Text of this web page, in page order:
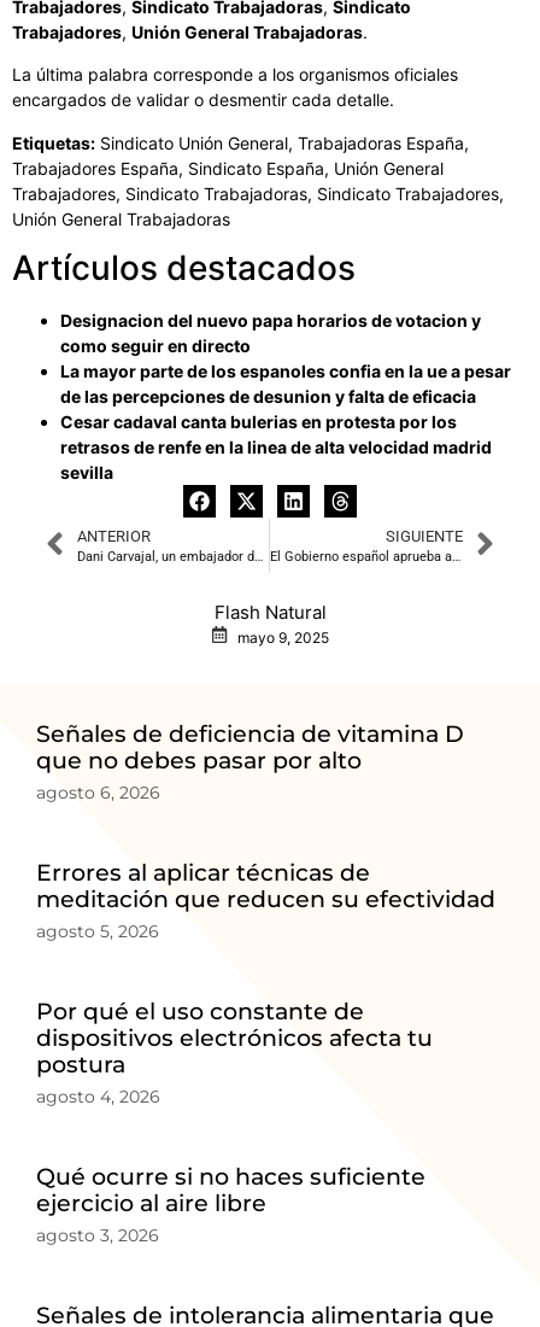
Trabajadores, Sindicato Trabajadoras, Sindicato
Trabajadores, Unión General Trabajadoras.
La última palabra corresponde a los organismos oficiales
encargados de validar o desmentir cada detalle.
Etiquetas: Sindicato Unión General, Trabajadoras España,
Trabajadores España, Sindicato España, Unión General
Trabajadores, Sindicato Trabajadoras, Sindicato Trabajadores,
Unión General Trabajadoras
Artículos destacados
Designacion del nuevo papa horarios de votacion y
como seguir en directo
La mayor parte de los espanoles confia en la ue a pesar
de las percepciones de desunion y falta de eficacia
Cesar cadaval canta bulerias en protesta por los
retrasos de renfe en la linea de alta velocidad madrid
sevilla
ANTERIOR
Dani Carvajal, un embajador de lujo para San Isidro 2025
SIGUIENTE
El Gobierno español aprueba avales para proteger a empresas afectadas por aranceles de EEUU
Flash Natural
mayo 9, 2025
Señales de deficiencia de vitamina D
que no debes pasar por alto
agosto 6, 2026
Errores al aplicar técnicas de
meditación que reducen su efectividad
agosto 5, 2026
Por qué el uso constante de
dispositivos electrónicos afecta tu
postura
agosto 4, 2026
Qué ocurre si no haces suficiente
ejercicio al aire libre
agosto 3, 2026
Señales de intolerancia alimentaria que